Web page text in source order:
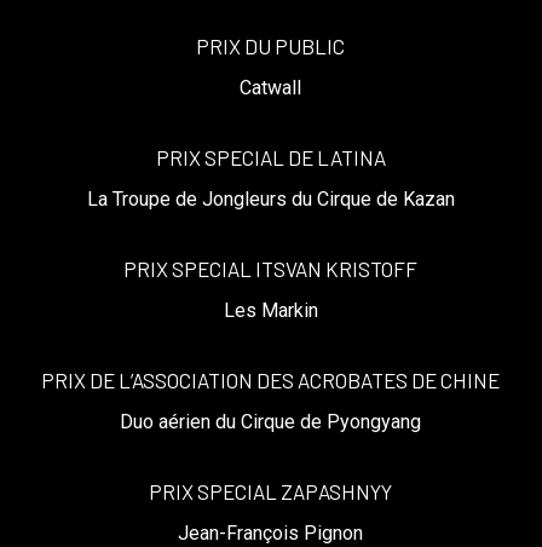
PRIX DU PUBLIC
Catwall
PRIX SPECIAL DE LATINA
La Troupe de Jongleurs du Cirque de Kazan
PRIX SPECIAL ITSVAN KRISTOFF
Les Markin
PRIX DE L’ASSOCIATION DES ACROBATES DE CHINE
Duo aérien du Cirque de Pyongyang
PRIX SPECIAL ZAPASHNYY
Jean-François Pignon